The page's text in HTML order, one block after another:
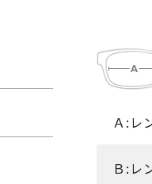
Ａ:レ
Ｂ:レ